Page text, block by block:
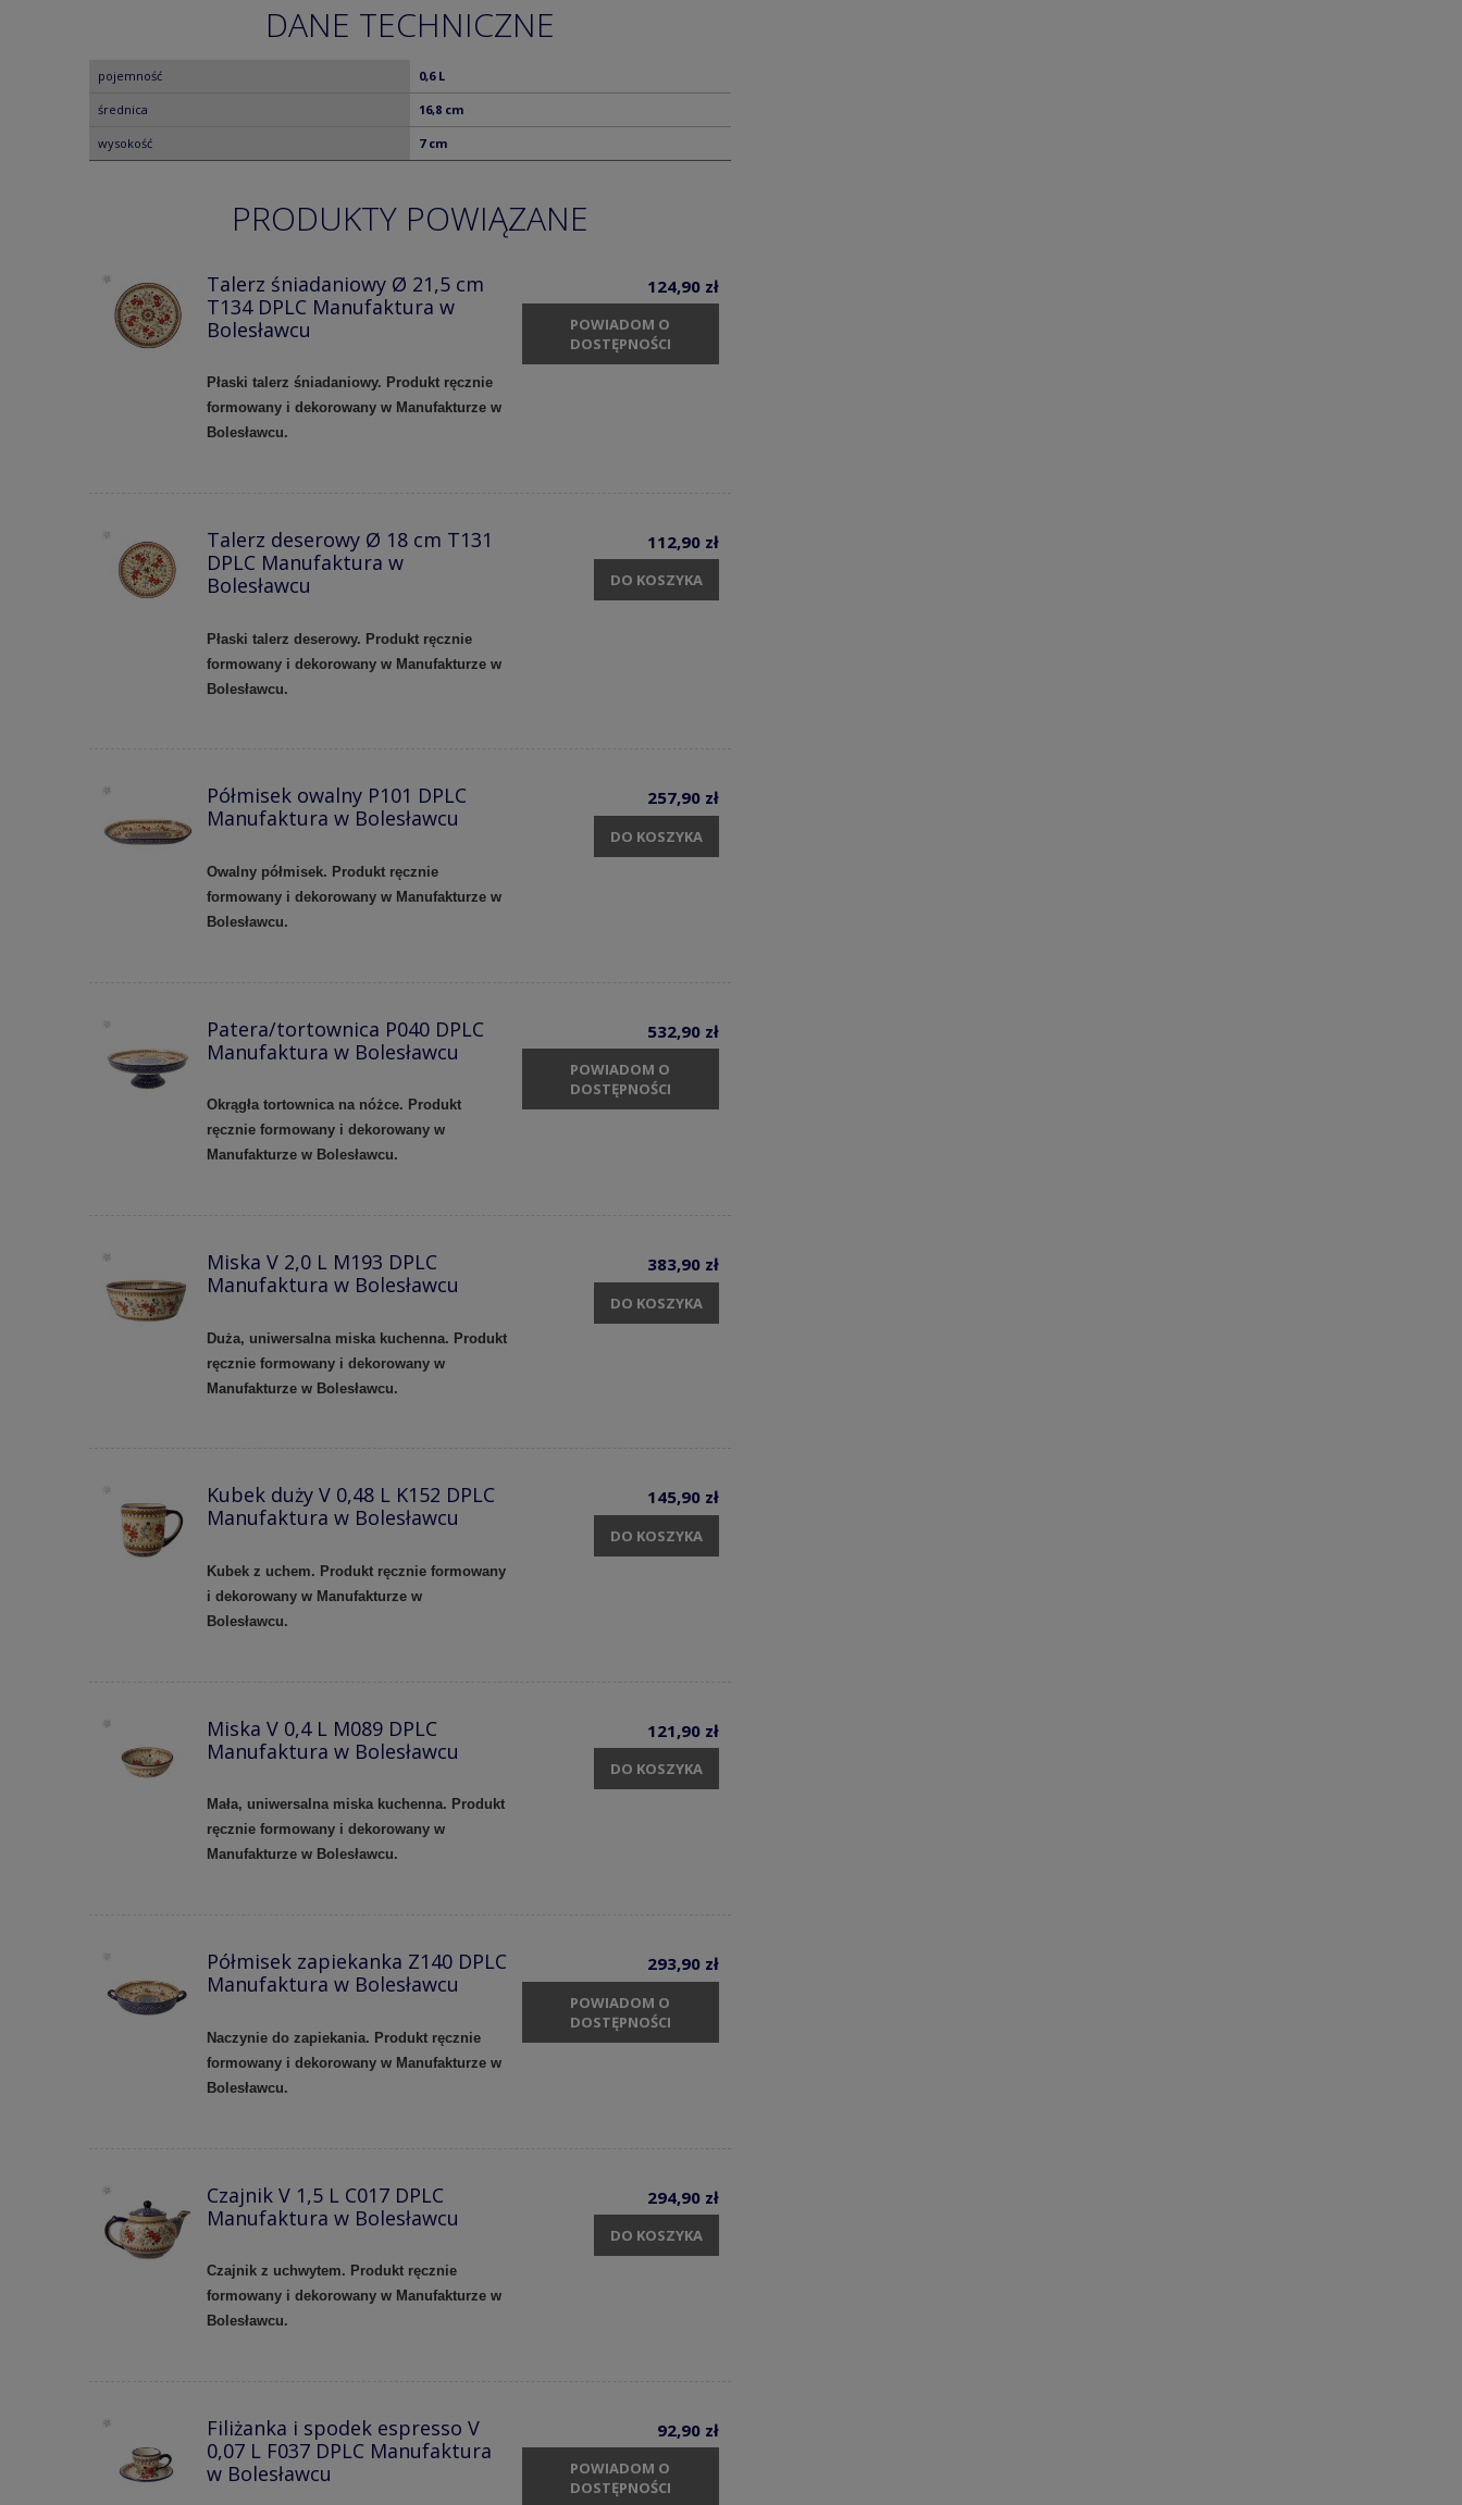
DANE TECHNICZNE
pojemność 0,6 L
średnica 16,8 cm
wysokość 7 cm
PRODUKTY POWIĄZANE
Talerz śniadaniowy Ø 21,5 cm
T134 DPLC Manufaktura w
Bolesławcu
Płaski talerz śniadaniowy. Produkt ręcznie
formowany i dekorowany w Manufakturze w
Bolesławcu.
124,90 zł
POWIADOM O
DOSTĘPNOŚCI
Talerz deserowy Ø 18 cm T131
DPLC Manufaktura w
Bolesławcu
Płaski talerz deserowy. Produkt ręcznie
formowany i dekorowany w Manufakturze w
Bolesławcu.
112,90 zł
DO KOSZYKA
Półmisek owalny P101 DPLC
Manufaktura w Bolesławcu
Owalny półmisek. Produkt ręcznie
formowany i dekorowany w Manufakturze w
Bolesławcu.
257,90 zł
DO KOSZYKA
Patera/tortownica P040 DPLC
Manufaktura w Bolesławcu
Okrągła tortownica na nóżce. Produkt
ręcznie formowany i dekorowany w
Manufakturze w Bolesławcu.
532,90 zł
POWIADOM O
DOSTĘPNOŚCI
Miska V 2,0 L M193 DPLC
Manufaktura w Bolesławcu
Duża, uniwersalna miska kuchenna. Produkt
ręcznie formowany i dekorowany w
Manufakturze w Bolesławcu.
383,90 zł
DO KOSZYKA
Kubek duży V 0,48 L K152 DPLC
Manufaktura w Bolesławcu
Kubek z uchem. Produkt ręcznie formowany
i dekorowany w Manufakturze w
Bolesławcu.
145,90 zł
DO KOSZYKA
Miska V 0,4 L M089 DPLC
Manufaktura w Bolesławcu
Mała, uniwersalna miska kuchenna. Produkt
ręcznie formowany i dekorowany w
Manufakturze w Bolesławcu.
121,90 zł
DO KOSZYKA
Półmisek zapiekanka Z140 DPLC
Manufaktura w Bolesławcu
Naczynie do zapiekania. Produkt ręcznie
formowany i dekorowany w Manufakturze w
Bolesławcu.
293,90 zł
POWIADOM O
DOSTĘPNOŚCI
Czajnik V 1,5 L C017 DPLC
Manufaktura w Bolesławcu
Czajnik z uchwytem. Produkt ręcznie
formowany i dekorowany w Manufakturze w
Bolesławcu.
294,90 zł
DO KOSZYKA
Filiżanka i spodek espresso V
0,07 L F037 DPLC Manufaktura
w Bolesławcu
92,90 zł
POWIADOM O
DOSTĘPNOŚCI